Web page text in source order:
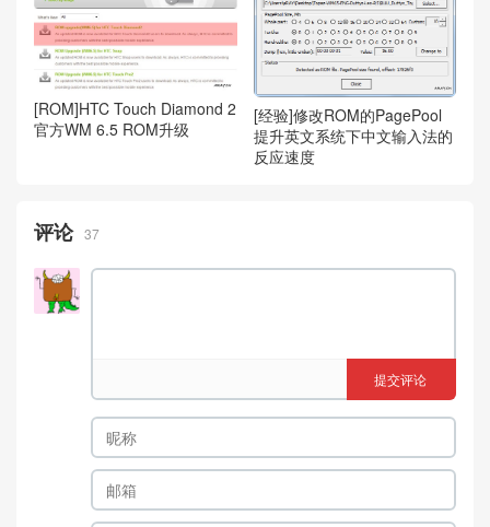
[ROM]HTC Touch Diamond 2
官方WM 6.5 ROM升级
[经验]修改ROM的PagePool
提升英文系统下中文输入法的
反应速度
评论 37
提交评论